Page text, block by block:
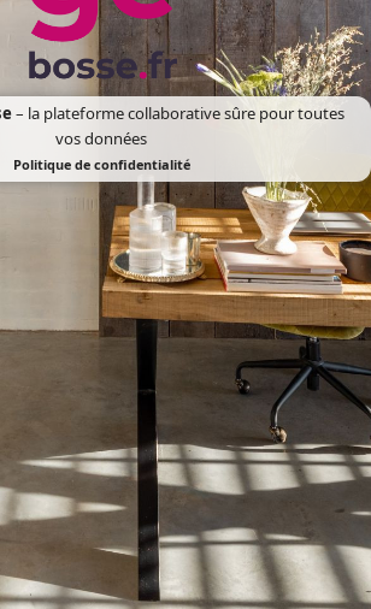
– la plateforme collaborative sûre pour toutes
vos données
Politique de confidentialité